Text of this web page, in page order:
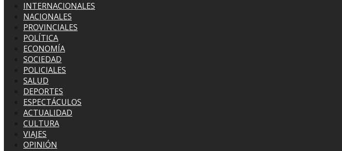
INTERNACIONALES
NACIONALES
PROVINCIALES
POLÍTICA
ECONOMÍA
SOCIEDAD
POLICIALES
SALUD
DEPORTES
ESPECTÁCULOS
ACTUALIDAD
CULTURA
VIAJES
OPINIÓN